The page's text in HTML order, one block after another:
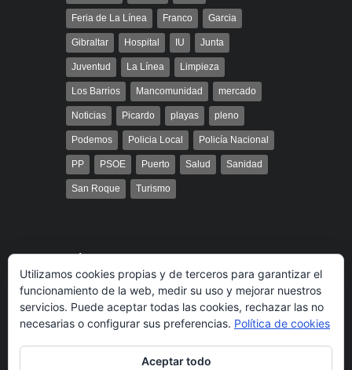
Feria de La Línea Franco Garcia
Gibraltar Hospital IU Junta
Juventud La Línea Limpieza
Los Barrios Mancomunidad mercado
Noticias Picardo playas pleno
Podemos Policia Local Policía Nacional
PP PSOE Puerto Salud Sanidad
San Roque Turismo
Búsqueda
Utilizamos cookies propias y de terceros para garantizar el
funcionamiento de la web, medir su uso y mejorar nuestros
servicios. Puede aceptar todas las cookies, rechazar las no
necesarias o configurar sus preferencias. Política de cookies
Aceptar todo